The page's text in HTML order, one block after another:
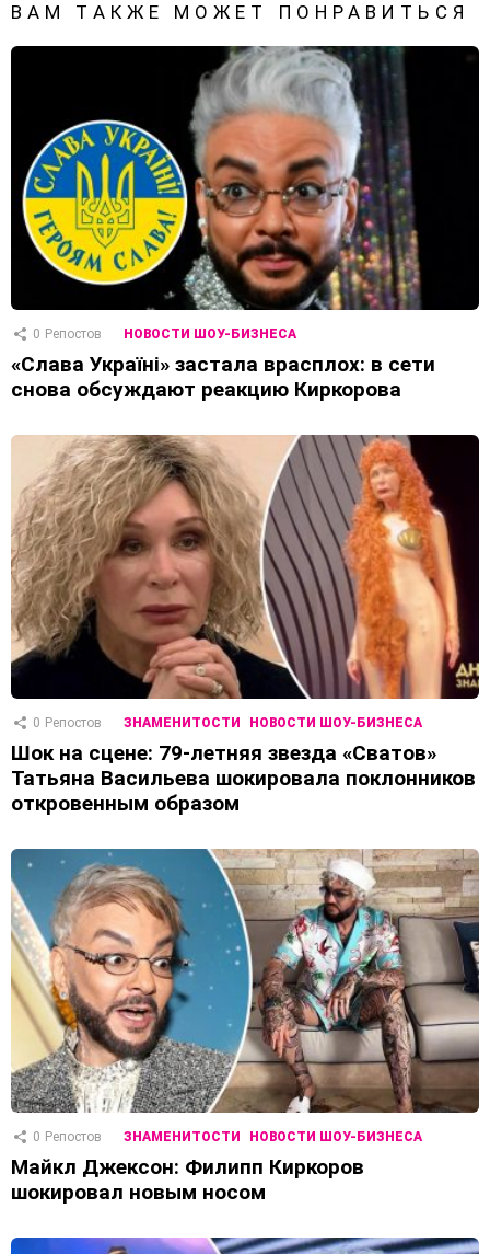
ВАМ ТАКЖЕ МОЖЕТ ПОНРАВИТЬСЯ
0 Репостов НОВОСТИ ШОУ-БИЗНЕСА
«Слава Україні» застала врасплох: в сети
снова обсуждают реакцию Киркорова
0 Репостов ЗНАМЕНИТОСТИ НОВОСТИ ШОУ-БИЗНЕСА
Шок на сцене: 79-летняя звезда «Сватов»
Татьяна Васильева шокировала поклонников
откровенным образом
0 Репостов ЗНАМЕНИТОСТИ НОВОСТИ ШОУ-БИЗНЕСА
Майкл Джексон: Филипп Киркоров
шокировал новым носом